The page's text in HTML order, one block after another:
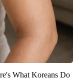
What Koreans Do